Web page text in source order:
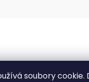
soubory